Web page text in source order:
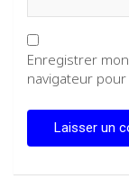
Enregistrer
navigateur